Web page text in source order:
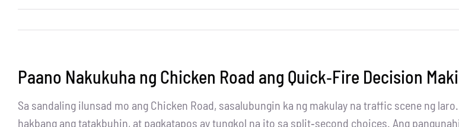
Paano Nakukuha ng Chicken Road ang Quick‑Fire Decision
Sa sandaling ilunsad mo ang Chicken Road, sasalubungin ka ng makulay na traffic scene ng
hakbang ang tatakbuhin, at pagkatapos ay tungkol na ito sa split‑second choices. Ang